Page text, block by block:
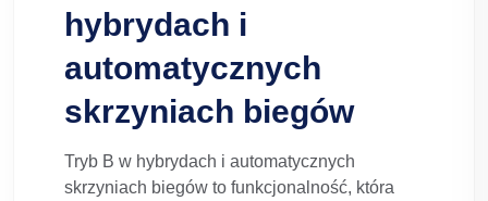
hybrydach i
automatycznych
skrzyniach biegów
Tryb B w hybrydach i automatycznych
skrzyniach biegów to funkcjonalność, która